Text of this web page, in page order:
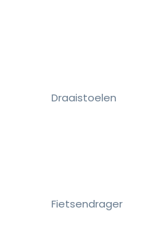
Draaistoelen
Fietsendrager